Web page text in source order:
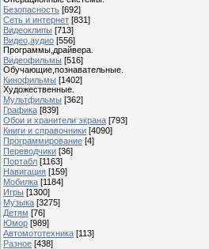
Безопасность [692]
Сеть и интернет [831]
Видеоклипы [713]
Видео,аудио [556]
Программы,драйвера.
Видеофильмы [516]
Обучающие,познавательные.
Кинофильмы [1402]
Художественные.
Мультфильмы [362]
Графика [839]
Обои и хранители экрана [793]
Книги и справочники [4090]
Программирование [4]
Переводчики [36]
Портабл [1163]
Навигация [159]
Мобилка [1184]
Игры [1300]
Музыка [3275]
Детям [76]
Юмор [989]
Автомототехника [113]
Разное [438]